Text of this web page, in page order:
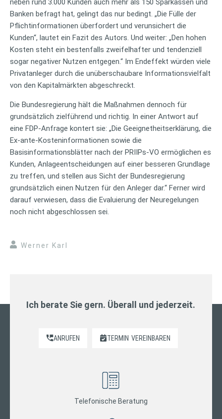
neben rund 3.000 Kunden auch mehr als 150 Sparkassen und
Banken befragt hat, gelingt das nur bedingt. „Die Fülle der
Pflichtinformationen überfordert und verunsichert die
Kunden“, lautet ein Fazit des Autors. Und weiter: „Den hohen
Kosten steht ein bestenfalls zweifelhafter und tendenziell
sogar negativer Nutzen entgegen.“ Im Endeffekt würden viele
Privatanleger durch die unüberschaubare Informationsvielfalt
von den Kapitalmärkten abgeschreckt.
Die Bundesregierung hält die Maßnahmen dennoch für
grundsätzlich zielführend und richtig. In einer Antwort auf
eine FDP-Anfrage kontert sie: „Die Geeignetheitserklärung, die
Ex-ante-Kosteninformationen sowie die
Basisinformationsblätter nach der PRIIPs-VO ermöglichen es
Kunden, Anlageentscheidungen auf einer besseren Grundlage
zu treffen, und stellen aus Sicht der Bundesregierung
grundsätzlich einen Nutzen für den Anleger dar.“ Ferner wird
darauf verwiesen, dass die Evaluierung der Neuregelungen
noch nicht abgeschlossen sei.
Werner Karl
Ich berate Sie gern. Überall und jederzeit.
ANRUFEN TERMIN VEREINBAREN
Telefonische Beratung